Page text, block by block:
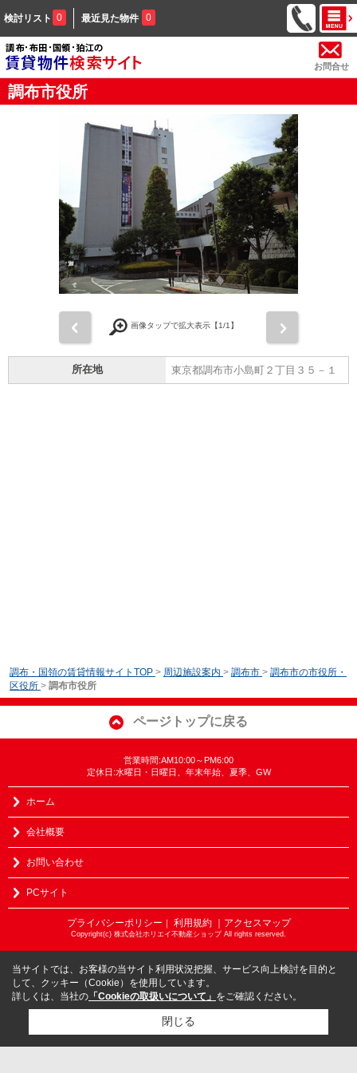
検討リスト 0 最近見た物件 0
お問合せ
調布市役所
画像タップで拡大表示【1/1】
所在地 東京都調布市小島町２丁目３５－１
調布・国領の賃貸情報サイトTOP > 周辺施設案内 > 調布市 > 調布市の市役所・
区役所 > 調布市役所
ページトップに戻る
営業時間:AM10:00～PM6:00
定休日:水曜日・日曜日、年末年始、夏季、GW
ホーム
会社概要
お問い合わせ
PCサイト
プライバシーポリシー ｜ 利用規約 ｜アクセスマップ
Copyright(c) 株式会社ホリエイ不動産ショップ All rights reserved.
当サイトでは、お客様の当サイト利用状況把握、サービス向上検討を目的と
して、クッキー（Cookie）を使用しています。
詳しくは、当社の 「Cookieの取扱いについて」 をご確認ください。
閉じる